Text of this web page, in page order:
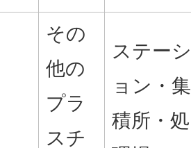
その
他の
プラ
スチ
ステーシ
ョン・集
積所・処